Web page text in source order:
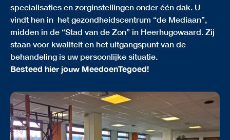
specialisaties en zorginstellingen onder één dak. U
vindt hen in het gezondheidscentrum “de Mediaan”,
midden in de “Stad van de Zon” in Heerhugowaard. Zij
staan voor kwaliteit en het uitgangspunt van de
behandeling is uw persoonlijke situatie.
Besteed hier jouw MeedoenTegoed!